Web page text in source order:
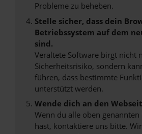
Probleme zu beheben.
Stelle sicher, dass dein
Betriebssystem auf dem
sind.
Veraltete Software birgt nicht
Sicherheitsrisiko, sondern
führen, dass bestimmte
unterstützt werden.
Wende dich an den
Wenn du alle oben
hast, kontaktiere uns bitte.